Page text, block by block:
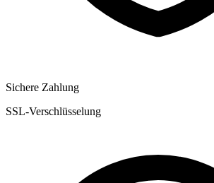
Sichere Zahlung
SSL-Verschlüsselung